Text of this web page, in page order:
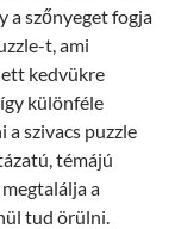
a szőnyeget fogja
t, ami
kedvükre
különféle
szivacs puzzle
témájú
a
tud örülni.